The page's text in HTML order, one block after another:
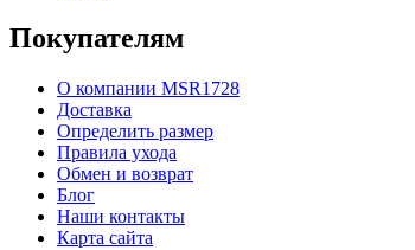
Покупателям
О компании MSR1728
Доставка
Определить размер
Правила ухода
Обмен и возврат
Блог
Наши контакты
Карта сайта